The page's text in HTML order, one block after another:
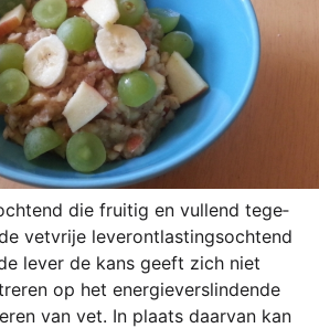
die frui­tig en vul­lend tege­
vet­vri­je leve­ront­las­ting­so­ch­tend
lever de kans geeft zich niet
op het ener­gie­vers­lin­den­de
van vet. In pla­ats daar­van kan